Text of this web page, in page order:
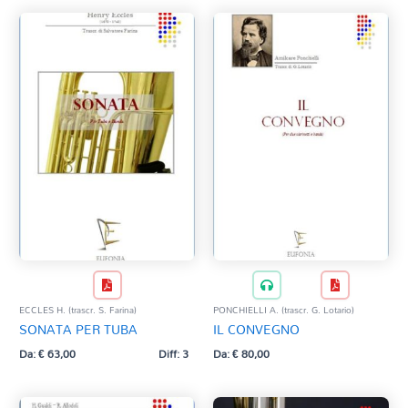
VERDI G. (trascr. D. Russo)
VERDI G. (trascr. M. Mangani)
WEBER C. M. (trascr. A. Licitra)
WEBER C. M. v. (strum. A. Licitra)
WILLIAMS J. (trascr. M. Mangani)
ECCLES H. (trascr. S. Farina)
SONATA PER TUBA
Da:€63,00 Diff: 3
PONCHIELLI A. (trascr. G. Lotario)
IL CONVEGNO
Da:€80,00